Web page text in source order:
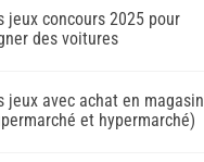
jeux concours 2025 pour
des voitures
jeux avec achat en magasin
et hypermarché)